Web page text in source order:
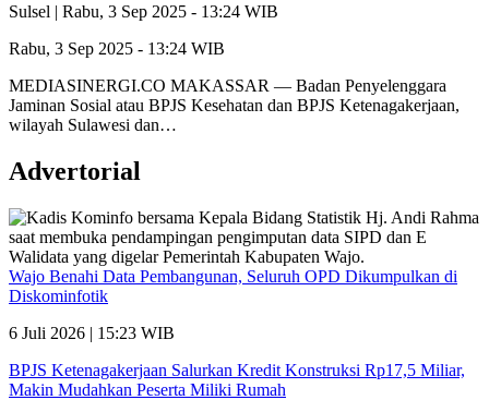
Sulsel | Rabu, 3 Sep 2025 - 13:24 WIB
Rabu, 3 Sep 2025 - 13:24 WIB
MEDIASINERGI.CO MAKASSAR — Badan Penyelenggara
Jaminan Sosial atau BPJS Kesehatan dan BPJS Ketenagakerjaan,
wilayah Sulawesi dan…
Advertorial
Wajo Benahi Data Pembangunan, Seluruh OPD Dikumpulkan di
Diskominfotik
6 Juli 2026 | 15:23 WIB
BPJS Ketenagakerjaan Salurkan Kredit Konstruksi Rp17,5 Miliar,
Makin Mudahkan Peserta Miliki Rumah